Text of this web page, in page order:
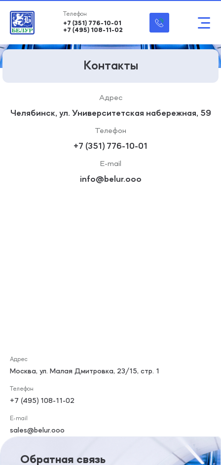
+7 (351) 776-10-01
+7 (495) 108-11-02
Контакты
Челябинск, ул. Университетская набережная, 59
+7 (351) 776-10-01
info@belur.ooo
Москва, ул. Малая Дмитровка, 23/15, стр. 1
+7 (495) 108-11-02
sales@belur.ooo
Обратная связь